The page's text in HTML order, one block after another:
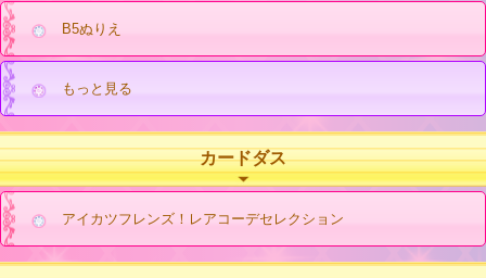
B5ぬりえ
もっと見る
カードダス
アイカツフレンズ！レアコーデセレクション